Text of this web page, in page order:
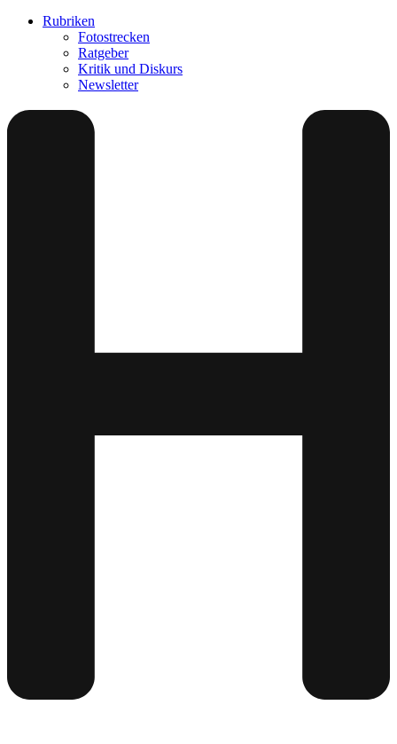
Rubriken
Fotostrecken
Ratgeber
Kritik und Diskurs
Newsletter